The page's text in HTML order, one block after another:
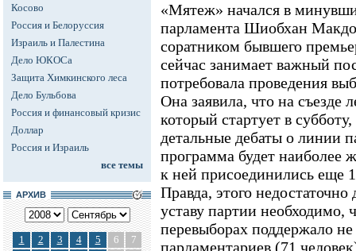
Косово
Россия и Белоруссия
Израиль и Палестина
Дело ЮКОСа
Защита Химкинского леса
Дело Бульбова
Россия и финансовый кризис
Доллар
Россия и Израиль
все темы
АРХИВ
1 2 3 4 5 6
7
«Мятеж» начался в
парламента Шиобхан
соратником бывшего
сейчас занимает важный
потребовала проведения
Она заявила, что на съезде
который стартует в
детальные дебаты о линии
программа будет наиболее
к ней присоединились еще
Правда, этого недостаточно
уставу партии необходимо,
перевыборах поддержало
парламентариев (71